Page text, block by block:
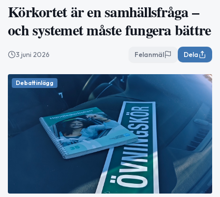
Körkortet är en samhällsfråga –
och systemet måste fungera bättre
3 juni 2026 Felanmäl Dela
Debattinlägg